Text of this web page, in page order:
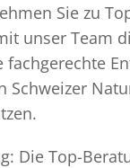
Sie zu
unser Team
fachgerechte
Schweizer
Die Top-